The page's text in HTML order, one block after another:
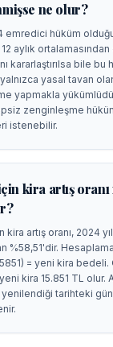
ne olur?
emredici hüküm
aylık ortalamasından
kararlaştırılsa bile bu
yasal tavan
yapmakla
zenginleşme
istenebilir.
için kira artış
kira artış oranı, 2024
%58,51'dir.
= yeni kira bedeli.
kira 15.851 TL olur.
tarihteki